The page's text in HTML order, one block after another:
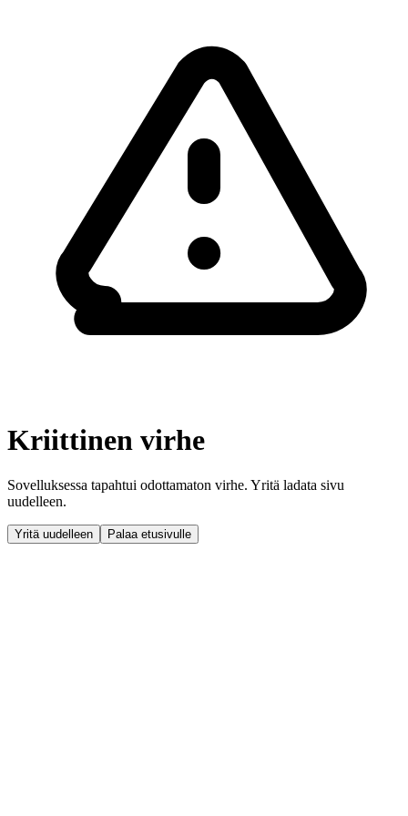
Kriittinen virhe
Sovelluksessa tapahtui odottamaton virhe. Yritä ladata sivu
uudelleen.
Yritä uudelleen Palaa etusivulle